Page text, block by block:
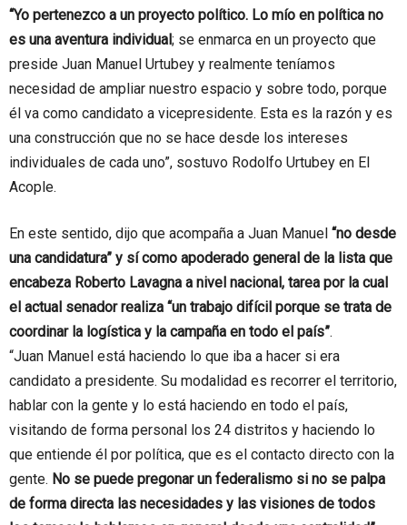
“Yo pertenezco a un proyecto político. Lo mío en política no
es una aventura individual; se enmarca en un proyecto que
preside Juan Manuel Urtubey y realmente teníamos
necesidad de ampliar nuestro espacio y sobre todo, porque
él va como candidato a vicepresidente. Esta es la razón y es
una construcción que no se hace desde los intereses
individuales de cada uno”, sostuvo Rodolfo Urtubey en El
Acople.
En este sentido, dijo que acompaña a Juan Manuel “no desde
una candidatura” y sí como apoderado general de la lista que
encabeza Roberto Lavagna a nivel nacional, tarea por la cual
el actual senador realiza “un trabajo difícil porque se trata de
coordinar la logística y la campaña en todo el país”.
“Juan Manuel está haciendo lo que iba a hacer si era
candidato a presidente. Su modalidad es recorrer el territorio,
hablar con la gente y lo está haciendo en todo el país,
visitando de forma personal los 24 distritos y haciendo lo
que entiende él por política, que es el contacto directo con la
gente. No se puede pregonar un federalismo si no se palpa
de forma directa las necesidades y las visiones de todos